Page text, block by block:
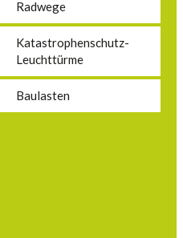
Radwege
Katastrophenschutz-
Leuchttürme
Baulasten